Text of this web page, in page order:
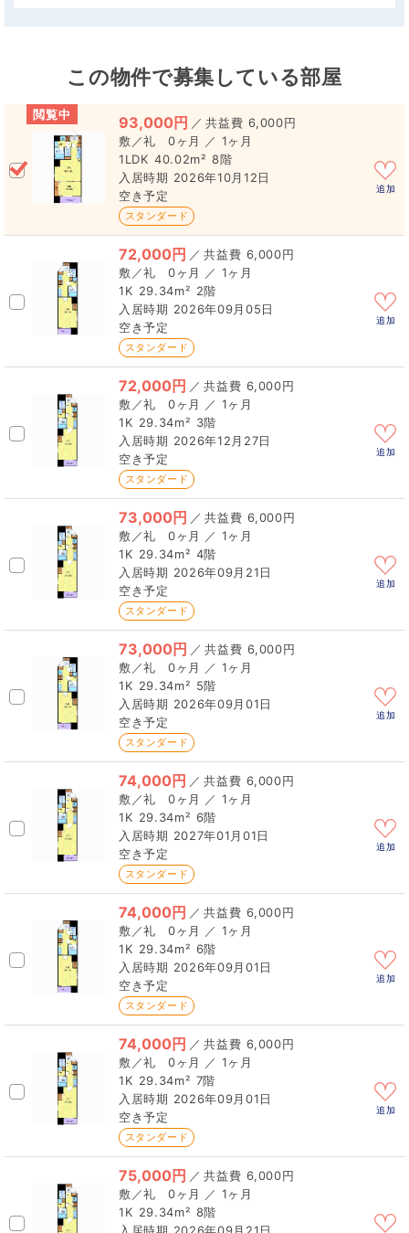
この物件で募集している部屋
93,000円 ／
6,000円
0ヶ月 ／ 1ヶ月
1LDK 40.02m² 8階
2026年10月12日
空き予定
スタンダード
閲覧中
追加
72,000円 ／
6,000円
0ヶ月 ／ 1ヶ月
1K 29.34m² 2階
2026年09月05日
空き予定
スタンダード
追加
72,000円 ／
6,000円
0ヶ月 ／ 1ヶ月
1K 29.34m² 3階
2026年12月27日
空き予定
スタンダード
追加
73,000円 ／
6,000円
0ヶ月 ／ 1ヶ月
1K 29.34m² 4階
2026年09月21日
空き予定
スタンダード
追加
73,000円 ／
6,000円
0ヶ月 ／ 1ヶ月
1K 29.34m² 5階
2026年09月01日
空き予定
スタンダード
追加
74,000円 ／
6,000円
0ヶ月 ／ 1ヶ月
1K 29.34m² 6階
2027年01月01日
空き予定
スタンダード
追加
74,000円 ／
6,000円
0ヶ月 ／ 1ヶ月
1K 29.34m² 6階
2026年09月01日
空き予定
スタンダード
追加
74,000円 ／
6,000円
0ヶ月 ／ 1ヶ月
1K 29.34m² 7階
2026年09月01日
空き予定
スタンダード
追加
75,000円 ／
6,000円
0ヶ月 ／ 1ヶ月
1K 29.34m² 8階